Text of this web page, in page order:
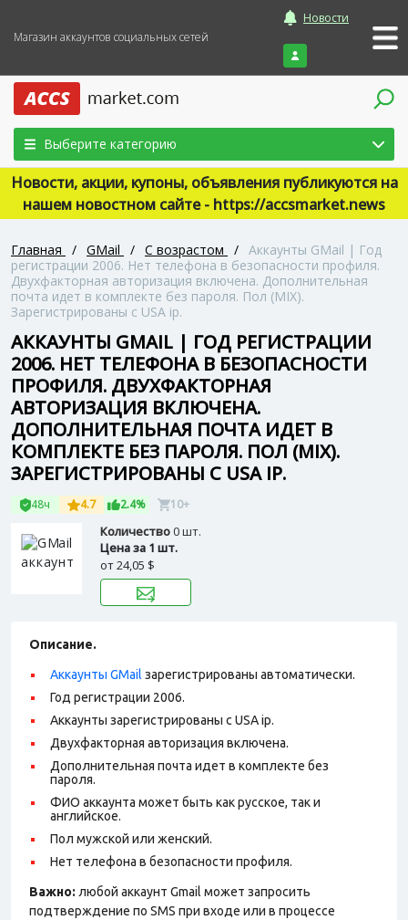
Магазин аккаунтов социальных сетей
Новости
Войти
Выберите категорию
Новости, акции, купоны, объявления публикуются на
нашем новостном сайте - https://accsmarket.news
Главная / GMail / С возрастом / Аккаунты GMail | Год
регистрации 2006. Нет телефона в безопасности профиля.
Двухфакторная авторизация включена. Дополнительная
почта идет в комплекте без пароля. Пол (MIX).
Зарегистрированы с USA ip.
АККАУНТЫ GMAIL | ГОД РЕГИСТРАЦИИ
2006. НЕТ ТЕЛЕФОНА В БЕЗОПАСНОСТИ
ПРОФИЛЯ. ДВУХФАКТОРНАЯ
АВТОРИЗАЦИЯ ВКЛЮЧЕНА.
ДОПОЛНИТЕЛЬНАЯ ПОЧТА ИДЕТ В
КОМПЛЕКТЕ БЕЗ ПАРОЛЯ. ПОЛ (MIX).
ЗАРЕГИСТРИРОВАНЫ С USA IP.
48ч 4.7 2.4% 10+
Количество0 шт.
Цена за 1 шт.
от24,05 $
Описание.
Аккаунты GMail зарегистрированы автоматически.
Год регистрации 2006.
Аккаунты зарегистрированы с USA ip.
Двухфакторная авторизация включена.
Дополнительная почта идет в комплекте без
пароля.
ФИО аккаунта может быть как русское, так и
английское.
Пол мужской или женский.
Нет телефона в безопасности профиля.
Важно: любой аккаунт Gmail может запросить
подтверждение по SMS при входе или в процессе